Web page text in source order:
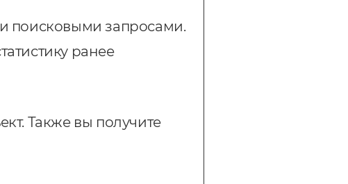
поисковыми запросами.
ранее
Также вы получите